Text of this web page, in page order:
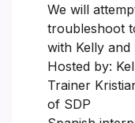
We will
troubleshoot
with Kelly and
Hosted by:
Trainer
of SDP